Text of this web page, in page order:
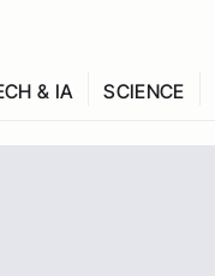
& IA SCIENCE